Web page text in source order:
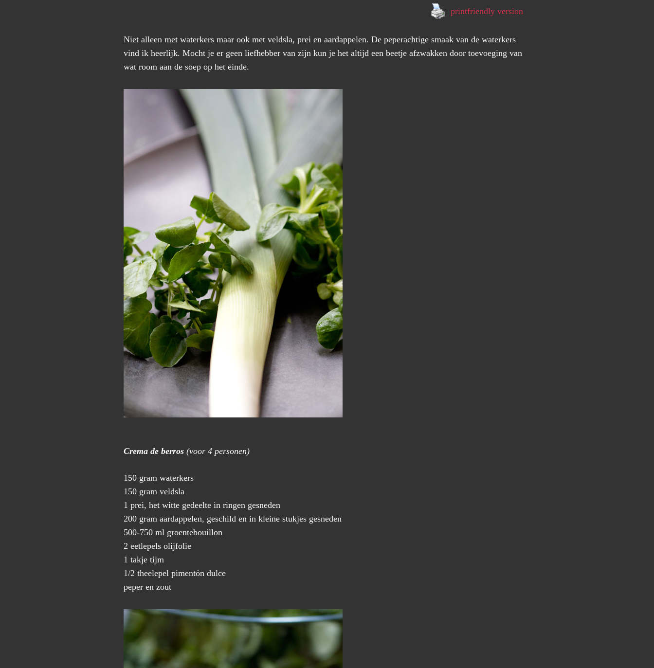
printfriendly version
Niet alleen met waterkers maar ook met veldsla, prei en aardappelen. De peperachtige smaak van de waterkers
vind ik heerlijk. Mocht je er geen liefhebber van zijn kun je het altijd een beetje afzwakken door toevoeging van
wat room aan de soep op het einde.
Crema de berros (voor 4 personen)
150 gram waterkers
150 gram veldsla
1 prei, het witte gedeelte in ringen gesneden
200 gram aardappelen, geschild en in kleine stukjes gesneden
500-750 ml groentebouillon
2 eetlepels olijfolie
1 takje tijm
1/2 theelepel pimentón dulce
peper en zout